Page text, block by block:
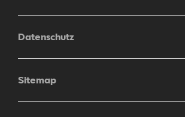
Datenschutz
Sitemap